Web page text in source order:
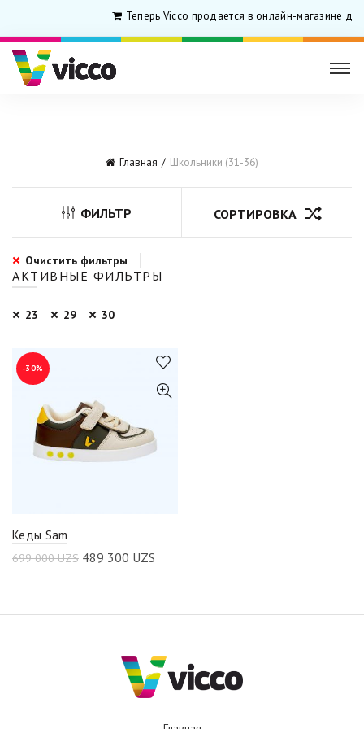
Теперь Vicco продается в онлайн-магазине
Главная Школьники (31-36)
ФИЛЬТР СОРТИРОВКА
Очистить фильтры
АКТИВНЫЕ ФИЛЬТРЫ
23 29 30
-30%
Кеды Sam
699 000UZS 489 300 UZS